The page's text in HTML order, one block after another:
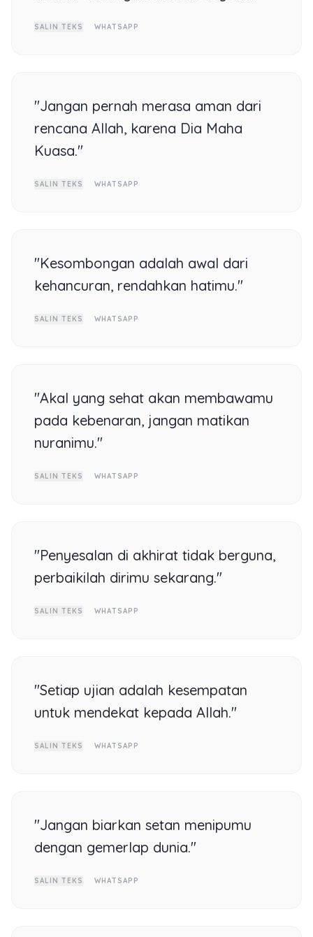
SALIN TEKS WHATSAPP
"Jangan pernah merasa aman dari
rencana Allah, karena Dia Maha
Kuasa."
SALIN TEKS WHATSAPP
"Kesombongan adalah awal dari
kehancuran, rendahkan hatimu."
SALIN TEKS WHATSAPP
"Akal yang sehat akan membawamu
pada kebenaran, jangan matikan
nuranimu."
SALIN TEKS WHATSAPP
"Penyesalan di akhirat tidak berguna,
perbaikilah dirimu sekarang."
SALIN TEKS WHATSAPP
"Setiap ujian adalah kesempatan
untuk mendekat kepada Allah."
SALIN TEKS WHATSAPP
"Jangan biarkan setan menipumu
dengan gemerlap dunia."
SALIN TEKS WHATSAPP